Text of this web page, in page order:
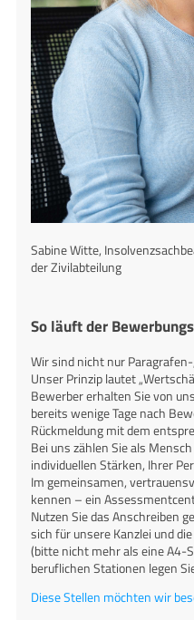
Sabine Witte,
der Zivilabteilung
So läuft der
Wir sind nicht nur
Unser Prinzip lautet
Bewerber erhalten Sie von
bereits wenige Tage nach
Rückmeldung mit dem
Bei uns zählen Sie als
individuellen Stärken, Ihrer
Im gemeinsamen,
kennen – ein
Nutzen Sie das Anschreiben
sich für unsere Kanzlei und
(bitte nicht mehr als eine A4-
beruflichen Stationen legen
Diese Stellen möchten wir